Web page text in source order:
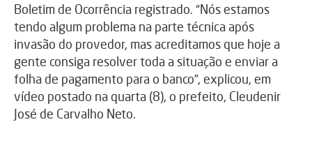
Boletim de Ocorrência registrado. “Nós estamos
tendo algum problema na parte técnica após
invasão do provedor, mas acreditamos que hoje a
gente consiga resolver toda a situação e enviar a
folha de pagamento para o banco”, explicou, em
vídeo postado na quarta (8), o prefeito, Cleudenir
José de Carvalho Neto.